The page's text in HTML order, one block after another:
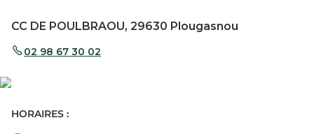
CC DE POULBRAOU, 29630 Plougasnou
02 98 67 30 02
HORAIRES :